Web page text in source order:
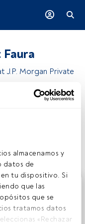
almacenamos y
datos de
tu dispositivo. Si
que las
que se
tratamos datos
«Rechazar
J.P. Morgan Private
registrados
accede desde el
invitamos a
que ofrece